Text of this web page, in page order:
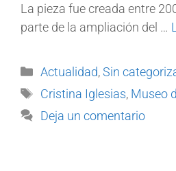
La pieza fue creada entre
parte de la ampliación del …
Actualidad,Sin
Cristina Iglesias, Museo
Deja un comentario